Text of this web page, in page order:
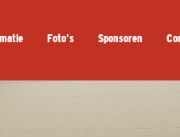
Foto’s Sponsoren